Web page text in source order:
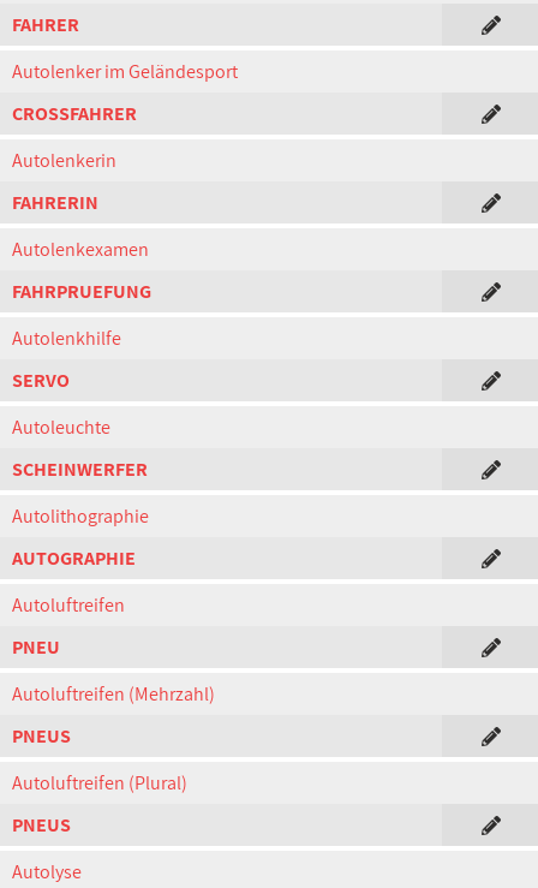
FAHRER
Autolenker im Geländesport
CROSSFAHRER
Autolenkerin
FAHRERIN
Autolenkexamen
FAHRPRUEFUNG
Autolenkhilfe
SERVO
Autoleuchte
SCHEINWERFER
Autolithographie
AUTOGRAPHIE
Autoluftreifen
PNEU
Autoluftreifen (Mehrzahl)
PNEUS
Autoluftreifen (Plural)
PNEUS
Autolyse